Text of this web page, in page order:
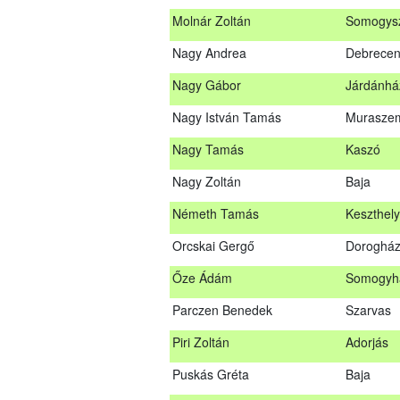
Molnár Zoltán
Nagy Andrea
Debrecen
Nagy Gábor
Nagy István Tamás
Nagy Tamás
Kaszó
Nagy Zoltán
Baja
Németh Tamás
Keszthely
Orcskai Gergő
Őze Ádám
Parczen Benedek
Szarvas
Piri Zoltán
Adorjás
Puskás Gréta
Baja
Mihalóczki Krisztián
Molnár Zoltán
Nagy Andrea
Nagy Gábor
Nagy István Tamás
Nagy Tamás
Kaszó
Nagy Zoltán
Baja
Nárai István
Sárvár
Németh Tamás
Orcskai Gergő
Őze Ádám
Parczen Benedek
Szarvas